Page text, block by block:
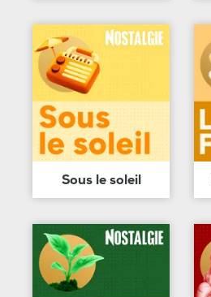
Sous le soleil